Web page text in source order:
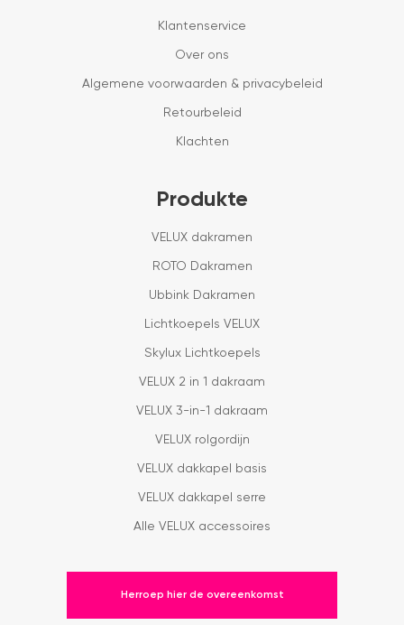
Klantenservice
Over ons
Algemene voorwaarden & privacybeleid
Retourbeleid
Klachten
Produkte
VELUX dakramen
ROTO Dakramen
Ubbink Dakramen
Lichtkoepels VELUX
Skylux Lichtkoepels
VELUX 2 in 1 dakraam
VELUX 3-in-1 dakraam
VELUX rolgordijn
VELUX dakkapel basis
VELUX dakkapel serre
Alle VELUX accessoires
Herroep hier de overeenkomst